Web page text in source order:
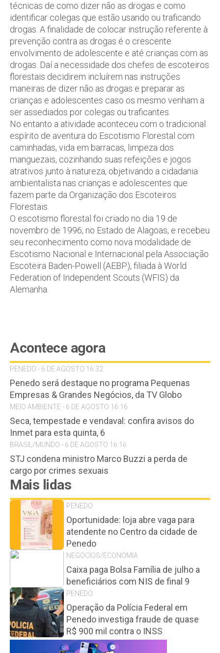
técnicas de como dizer não as drogas e como
identificar colegas que estão usando ou traficando
drogas. A finalidade de colocar instrução referente à
prevenção contra as drogas é o crescente
envolvimento de adolescente e até crianças com as
drogas. Daí a necessidade dos chefes de escoteiros
florestais decidirem incluírem nas instruções
maneiras de dizer não as drogas e preparar as
crianças e adolescentes caso os mesmo venham a
ser assediados por colegas ou traficantes.
No entanto a atividade aconteceu com o tradicional
espírito de aventura do Escotismo Florestal com
caminhadas, vida em barracas, limpeza dos
manguezais, cozinhando suas refeições e jogos
atrativos junto à natureza, objetivando a cidadania
ambientalista nas crianças e adolescentes que
fazem parte da Organização dos Escoteiros
Florestais.
O escotismo florestal foi criado no dia 19 de
novembro de 1996, no Estado de Alagoas, e recebeu
seu reconhecimento como nova modalidade de
Escotismo Nacional e Internacional pela Associação
Escoteira Baden-Powell (AEBP), filiada à World
Federation of Independent Scouts (WFIS) da
Alemanha.
Acontece agora
PENEDO - 6 DE AGOSTO 16:32
Penedo será destaque no programa Pequenas
Empresas & Grandes Negócios, da TV Globo
MEIO AMBIENTE - 6 DE AGOSTO 16:16
Seca, tempestade e vendaval: confira avisos do
Inmet para esta quinta, 6
BRASIL/MUNDO - 6 DE AGOSTO 16:16
STJ condena ministro Marco Buzzi a perda de
cargo por crimes sexuais
Mais lidas
PENEDO
Oportunidade: loja abre vaga para
atendente no Centro da cidade de
Penedo
NEGÓCIOS/ECONOMIA
Caixa paga Bolsa Família de julho a
beneficiários com NIS de final 9
PENEDO
Operação da Polícia Federal em
Penedo investiga fraude de quase
R$ 900 mil contra o INSS